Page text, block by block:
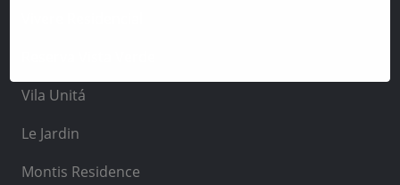
Vila Unitá
Le Jardin
Montis Residence